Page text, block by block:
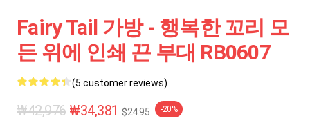
Fairy Tail 가방 - 행복한 꼬리 모
든 위에 인쇄 끈 부대 RB0607
(5 customer reviews)
₩42,976 ₩34,381 $24.95 -20%